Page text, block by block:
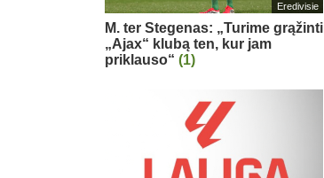
Eredivisie
M. ter Stegenas: „Turime grąžinti
„Ajax“ klubą ten, kur jam
priklauso“ (1)